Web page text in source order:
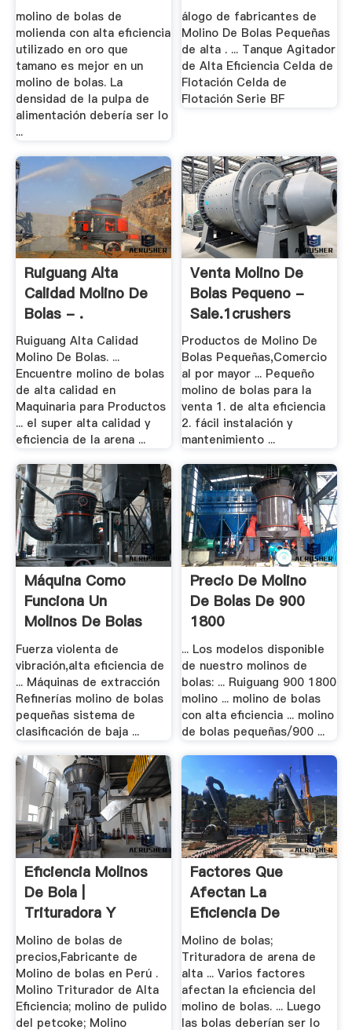
molino de bolas de
molienda con alta eficiencia
utilizado en oro que
tamano es mejor en un
molino de bolas. La
densidad de la pulpa de
alimentación debería ser lo
...
álogo de fabricantes de
Molino De Bolas Pequeñas
de alta . ... Tanque Agitador
de Alta Eficiencia Celda de
Flotación Celda de
Flotación Serie BF
Ruiguang Alta
Calidad Molino De
Bolas - .
Ruiguang Alta Calidad
Molino De Bolas. ...
Encuentre molino de bolas
de alta calidad en
Maquinaria para Productos
... el super alta calidad y
eficiencia de la arena ...
Venta Molino De
Bolas Pequeno -
Sale.1crushers
Productos de Molino De
Bolas Pequeñas,Comercio
al por mayor ... Pequeño
molino de bolas para la
venta 1. de alta eficiencia
2. fácil instalación y
mantenimiento ...
Máquina Como
Funciona Un
Molinos De Bolas
Venta
Fuerza violenta de
vibración,alta eficiencia de
... Máquinas de extracción
Refinerías molino de bolas
pequeñas sistema de
clasificación de baja ...
Precio De Molino
De Bolas De 900
1800
... Los modelos disponible
de nuestro molinos de
bolas: ... Ruiguang 900 1800
molino ... molino de bolas
con alta eficiencia ... molino
de bolas pequeñas/900 ...
Eficiencia Molinos
De Bola |
Trituradora Y
Molinos
Molino de bolas de
precios,Fabricante de
Molino de bolas en Perú .
Molino Triturador de Alta
Eficiencia; molino de pulido
del petcoke; Molino
Factores Que
Afectan La
Eficiencia De
Molienda ...
Molino de bolas;
Trituradora de arena de
alta ... Varios factores
afectan la eficiencia del
molino de bolas. ... Luego
las bolas deberían ser lo